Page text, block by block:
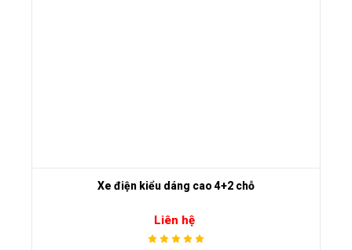
Xe điện kiểu dáng cao 4+2 chỗ
Liên hệ